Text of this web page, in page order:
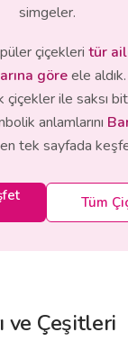
simgeler.
çiçekleri tür
göreele
ile saksı
anlamlarını
tek sayfada
Tüm
ve Çeşitleri